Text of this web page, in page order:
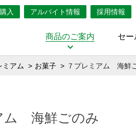
入 アルバイト情報 採用情報
商品のご案内 セー
ミアム お菓子 ７プレミアム 海鮮
ム 海鮮ごのみ